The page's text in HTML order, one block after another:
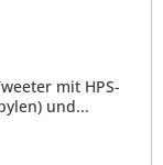
mit HPS-
und...